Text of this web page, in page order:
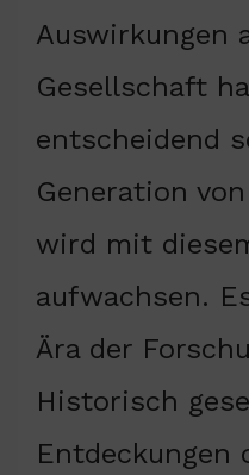
Auswirkungen
Gesellschaft
entscheidend
Generation
wird mit
aufwachsen.
Ära der
Historisch
Entdeckungen